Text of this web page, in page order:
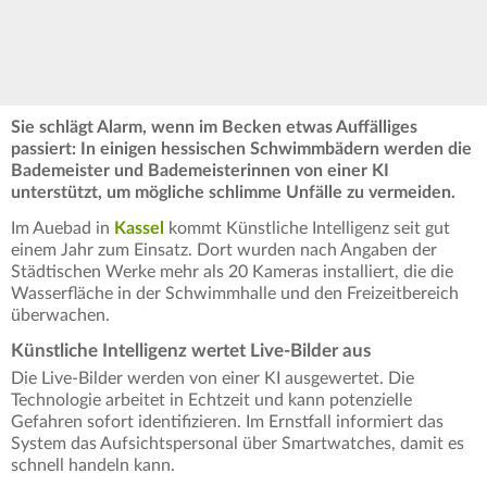
Sie schlägt Alarm, wenn im Becken etwas Auffälliges
passiert: In einigen hessischen Schwimmbädern werden die
Bademeister und Bademeisterinnen von einer KI
unterstützt, um mögliche schlimme Unfälle zu vermeiden.
Im Auebad in Kassel
kommt Künstliche Intelligenz seit gut
einem Jahr zum Einsatz. Dort wurden nach Angaben der
Städtischen Werke mehr als 20 Kameras installiert, die die
Wasserfläche in der Schwimmhalle und den Freizeitbereich
überwachen.
Künstliche Intelligenz wertet Live-Bilder aus
Die Live-Bilder werden von einer KI ausgewertet. Die
Technologie arbeitet in Echtzeit und kann potenzielle
Gefahren sofort identifizieren. Im Ernstfall informiert das
System das Aufsichtspersonal über Smartwatches, damit es
schnell handeln kann.